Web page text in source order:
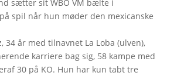
sætter sit WBO VM bælte i
spil når hun møder den mexicanske
34 år med tilnavnet La Loba (ulven),
karriere bag sig, 58 kampe med
30 på KO. Hun har kun tabt tre